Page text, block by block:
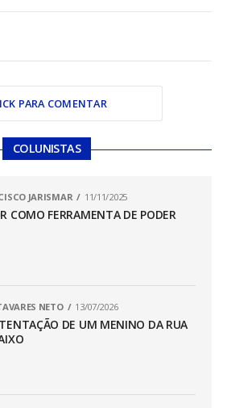
PARA COMENTAR
COLUNISTAS
JARISMAR 11/11/2025
COMO FERRAMENTA DE PODER
NETO 13/07/2026
DE UM MENINO DA RUA